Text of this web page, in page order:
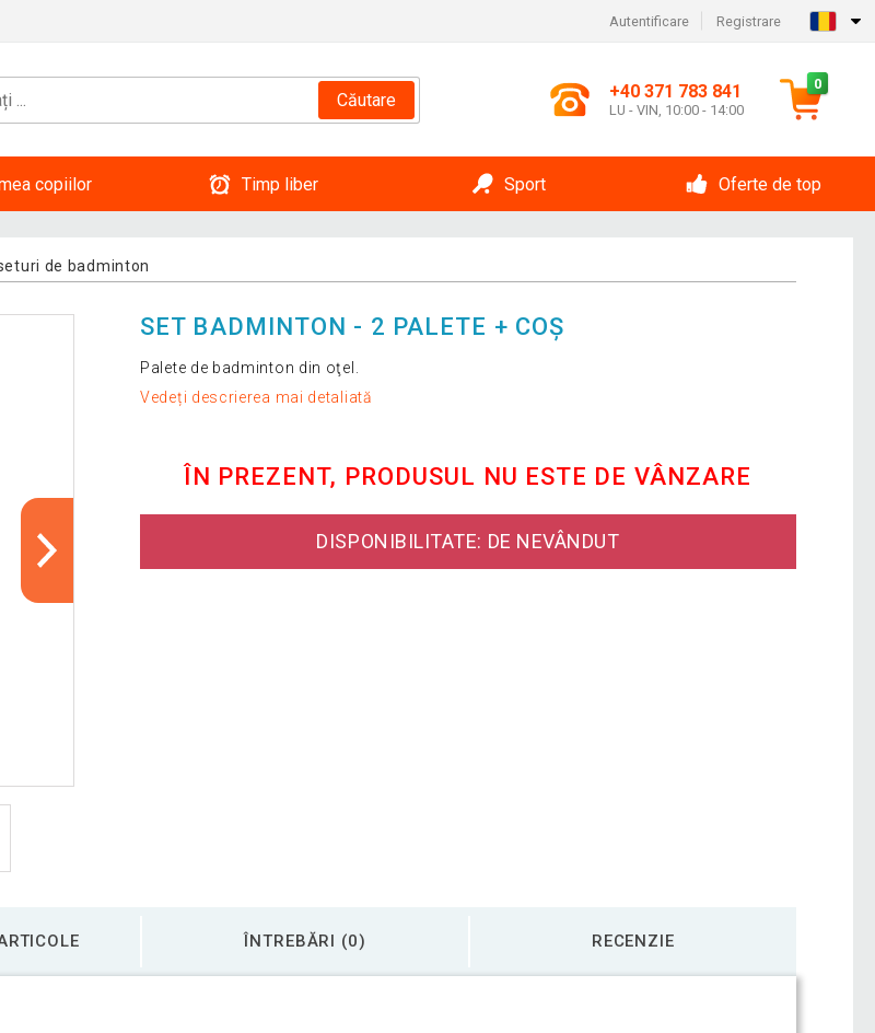
Autentificare Registrare
Căutare +40 371 783 841
LU - VIN, 10:00 - 14:00
0
copiilor Timp liber Sport Oferte de top
de badminton
SET BADMINTON - 2 PALETE + COȘ
Palete de badminton din oţel.
Vedeți descrierea mai detaliată
ÎN PREZENT, PRODUSUL NU ESTE DE VÂNZARE
DISPONIBILITATE: DE NEVÂNDUT
ÎNTREBĂRI (0) RECENZIE